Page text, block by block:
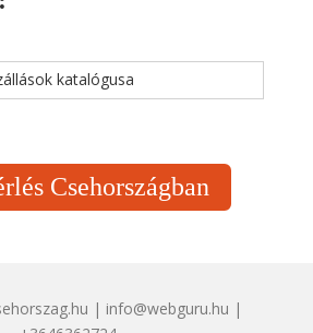
katalógusa
Csehországban
| info@webguru.hu |